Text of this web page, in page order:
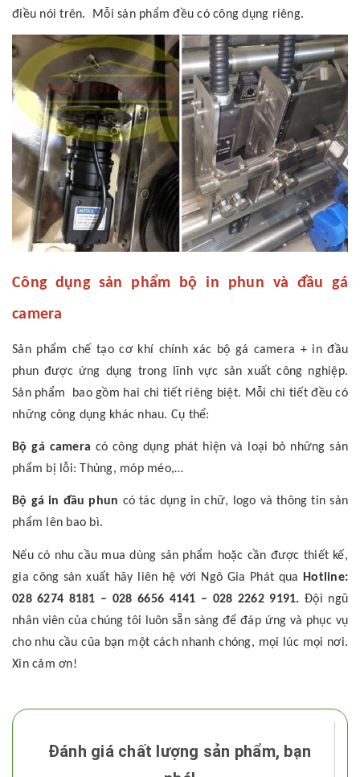
điều nói trên. Mỗi sản phẩm đều có công dụng riêng.
Công dụng sản phẩm bộ in phun và đầu gá
camera
Sản phẩm chế tạo cơ khí chính xác bộ gá camera + in đầu
phun được ứng dụng trong lĩnh vực sản xuất công nghiệp.
Sản phẩm bao gồm hai chi tiết riêng biệt. Mỗi chi tiết đều có
những công dụng khác nhau. Cụ thể:
Bộ gá camera có công dụng phát hiện và loại bỏ những sản
phẩm bị lỗi: Thủng, móp méo,…
Bộ gá in đầu phun có tác dụng in chữ, logo và thông tin sản
phẩm lên bao bì.
Nếu có nhu cầu mua dùng sản phẩm hoặc cần được thiết kế,
gia công sản xuất hãy liên hệ với Ngô Gia Phát qua
Hotline:
028 6274 8181 – 028 6656 4141 – 028 2262 9191. Đội ngũ
nhân viên của chúng tôi luôn sẵn sàng để đáp ứng và phục vụ
cho nhu cầu của bạn một cách nhanh chóng, mọi lúc mọi nơi.
Xin cảm ơn!
Đánh giá chất lượng sản phẩm, bạn